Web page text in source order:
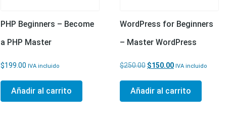
PHP Beginners – Become
a PHP Master
$199.00 IVA incluido
Añadir al carrito
WordPress for Beginners
– Master WordPress
$250.00 El precio original era:
$150.00El precio actual es:
IVA incluido
Añadir al carrito